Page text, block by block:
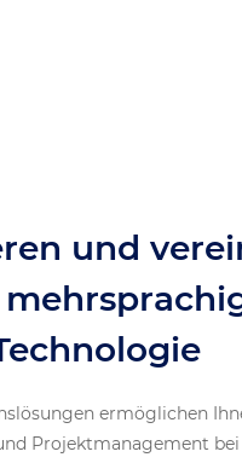
und
ermöglichen
Projektmanagement